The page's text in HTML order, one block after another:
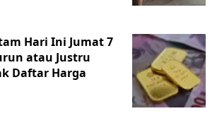
Hari Ini Jumat 7
atau Justru
Daftar Harga